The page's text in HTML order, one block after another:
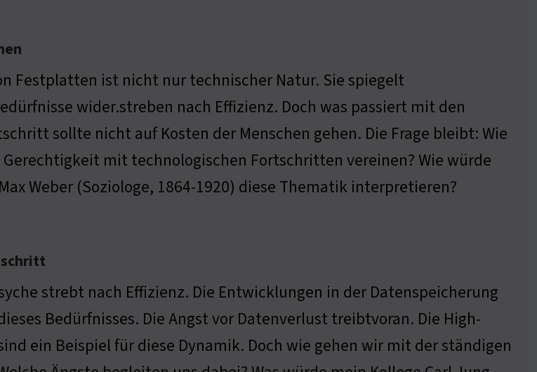
Festplatten ist nicht nur technischer Natur. Sie spiegelt
wider.streben nach Effizienz. Doch was passiert mit den
sollte nicht auf Kosten der Menschen gehen. Die Frage bleibt: Wie
mit technologischen Fortschritten vereinen? Wie würde
Weber (Soziologe, 1864-1920) diese Thematik interpretieren?
strebt nach Effizienz. Die Entwicklungen in der Datenspeicherung
Bedürfnisses. Die Angst vor Datenverlust treibtvoran. Die High-
ein Beispiel für diese Dynamik. Doch wie gehen wir mit der ständigen